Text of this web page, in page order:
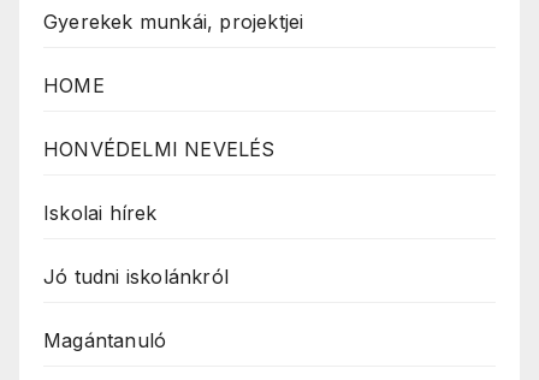
Gyerekek munkái, projektjei
HOME
HONVÉDELMI NEVELÉS
Iskolai hírek
Jó tudni iskolánkról
Magántanuló